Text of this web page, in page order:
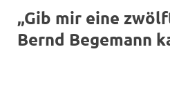
„Gib mir eine
Bernd Begemann